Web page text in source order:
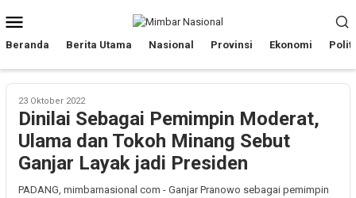
ke
Mobile
Beranda Berita Utama Nasional Provinsi Ekonomi
23 Oktober 2022
Dinilai Sebagai Pemimpin Moderat,
Ulama dan Tokoh Minang Sebut
Ganjar Layak jadi Presiden
PADANG, mimbarnasional com - Ganjar Pranowo sebagai pemimpin